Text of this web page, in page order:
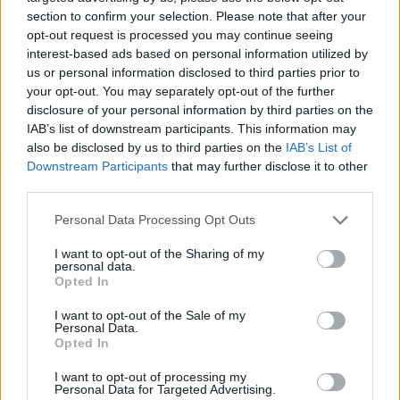
section to confirm your selection. Please note that after your
opt-out request is processed you may continue seeing
interest-based ads based on personal information utilized by
us or personal information disclosed to third parties prior to
your opt-out. You may separately opt-out of the further
disclosure of your personal information by third parties on the
IAB’s list of downstream participants. This information may
also be disclosed by us to third parties on the IAB’s List of
Downstream Participants that may further disclose it to other
Personal Data Processing Opt Outs
I want to opt-out of the Sharing of my
personal data.
Opted In
I want to opt-out of the Sale of my
Personal Data.
Opted In
I want to opt-out of processing my
Personal Data for Targeted Advertising.
Nanao Sakaki: Chybí nám respekt k přírodě
3.12.2004 | PRAHA (EkoList)
"Pokud lidé chtějí znovu objevit krásu přírody, měli by chodit
pěšky," řekl EkoListu japonský básník a ekologický aktivista Nanao
Sakaki při své říjnové návštěvě České republiky. Osmdesátiletý
stařík s dlouhými šedivými vlasy se kolébal Prahou, Olomoucí a
dalšími místy, mluvil s lidmi, od srdce se smál, zpíval - a četl své
básně.
Bohuslav Blažek: Odvažte se být pravdiví
Tento rozhovor jsme se sociálním ekologem Bohuslavem Blažkem
Města bylo neobyčejně vlídné a pro mě i dost objevné. Zpráva o
jeho smrti patří k nejošklivějším stínům letošního podzimu.
Přijměte, prosím, rozhovor, který zde celý zveřejňujeme poprvé,
zesnulým se koná v pondělí dne 29. listopadu 2004 ve 12 hod. v
krematoriu ve Strašnicích.
Přírodní kapitalismus. Autoři se v ní snaží ukázat, že ekonomice by